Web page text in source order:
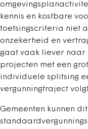
kennis en kostbare
toetsingscriteria niet
onzekerheid en
gaat vaak liever naar
projecten met een
individuele splitsing
vergunningtraject
Gemeenten kunnen